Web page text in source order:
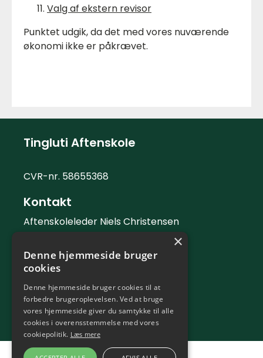
Valg af ekstern revisor
Punktet udgik, da det med vores nuværende
økonomi ikke er påkrævet.
Tingluti Aftenskole
CVR-nr. 58655368
Kontakt
Aftenskoleleder Niels Christensen
Mail:info@tingluti.dk
Telefontid
Kontortid tirsdag og torsdag 9 - 12
×
Denne hjemmeside bruger
cookies
Denne hjemmeside bruger cookies til at
forbedre brugeroplevelsen. Ved at bruge
vores hjemmeside giver du samtykke til alle
cookies i overensstemmelse med vores
cookiepolitik. Læs mere